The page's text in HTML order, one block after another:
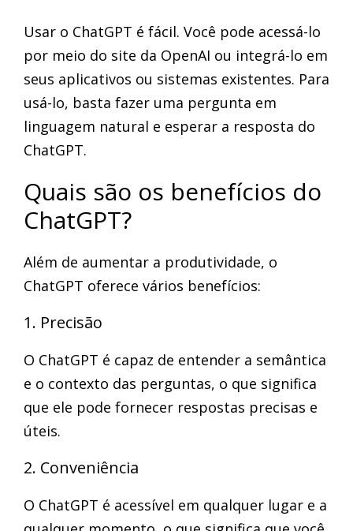
Usar o ChatGPT é fácil. Você pode acessá-lo
por meio do site da OpenAI ou integrá-lo em
seus aplicativos ou sistemas existentes. Para
usá-lo, basta fazer uma pergunta em
linguagem natural e esperar a resposta do
ChatGPT.
Quais são os benefícios do
ChatGPT?
Além de aumentar a produtividade, o
ChatGPT oferece vários benefícios:
1. Precisão
O ChatGPT é capaz de entender a semântica
e o contexto das perguntas, o que significa
que ele pode fornecer respostas precisas e
úteis.
2. Conveniência
O ChatGPT é acessível em qualquer lugar e a